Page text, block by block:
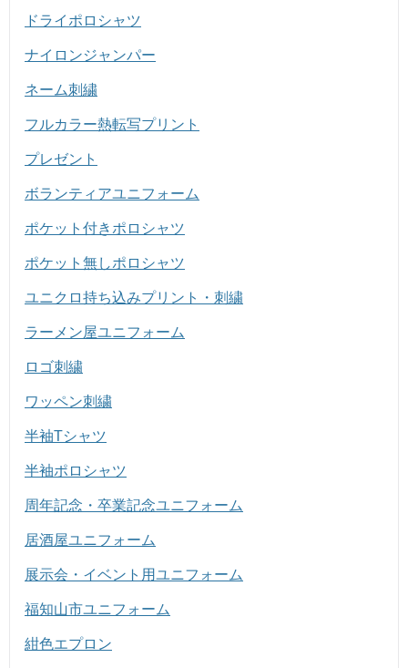
ドライポロシャツ
ナイロンジャンパー
ネーム刺繍
フルカラー熱転写プリント
プレゼント
ボランティアユニフォーム
ポケット付きポロシャツ
ポケット無しポロシャツ
ユニクロ持ち込みプリント・刺繍
ラーメン屋ユニフォーム
ロゴ刺繍
ワッペン刺繍
半袖Tシャツ
半袖ポロシャツ
周年記念・卒業記念ユニフォーム
居酒屋ユニフォーム
展示会・イベント用ユニフォーム
福知山市ユニフォーム
紺色エプロン